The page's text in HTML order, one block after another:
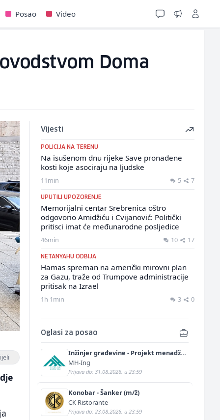
Posao Video
Doma
Vijesti
POLICIJA NA TERENU
Na isušenom dnu rijeke Save pronađene
kosti koje asociraju na ljudske
11min 5 7
UPUTILI UPOZORENJE
Memorijalni centar Srebrenica oštro
odgovorio Amidžiću i Cvijanović: Politički
pritisci imat će međunarodne posljedice
46min 10 17
NETANYAHU ODBIJA
Hamas spreman na američki mirovni plan
za Gazu, traže od Trumpove administracije
pritisak na Izrael
1h 1min 3 0
Oglasi za posao
Inžinjer građevine - Projekt menadžer
(m/ž)
MH-Ing
Prijava do: 31.08.2026. u 23:59
Konobar - Šanker (m/ž)
CK Ristorante
Prijava do: 23.08.2026. u 23:59